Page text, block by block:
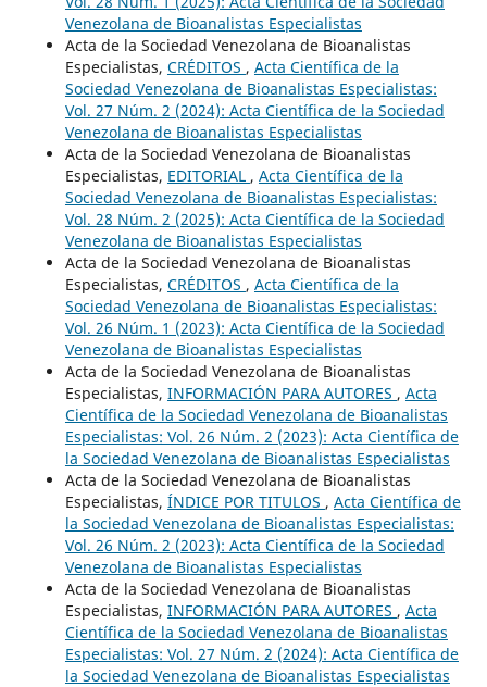
Venezolana de Bioanalistas Especialistas
Acta de la Sociedad Venezolana de Bioanalistas
Especialistas, CRÉDITOS , Acta Científica de la
Sociedad Venezolana de Bioanalistas Especialistas:
Vol. 27 Núm. 2 (2024): Acta Científica de la Sociedad
Venezolana de Bioanalistas Especialistas
Acta de la Sociedad Venezolana de Bioanalistas
Especialistas, EDITORIAL , Acta Científica de la
Sociedad Venezolana de Bioanalistas Especialistas:
Vol. 28 Núm. 2 (2025): Acta Científica de la Sociedad
Venezolana de Bioanalistas Especialistas
Acta de la Sociedad Venezolana de Bioanalistas
Especialistas, CRÉDITOS , Acta Científica de la
Sociedad Venezolana de Bioanalistas Especialistas:
Vol. 26 Núm. 1 (2023): Acta Científica de la Sociedad
Venezolana de Bioanalistas Especialistas
Acta de la Sociedad Venezolana de Bioanalistas
Especialistas, INFORMACIÓN PARA AUTORES , Acta
Científica de la Sociedad Venezolana de Bioanalistas
Especialistas: Vol. 26 Núm. 2 (2023): Acta Científica de
la Sociedad Venezolana de Bioanalistas Especialistas
Acta de la Sociedad Venezolana de Bioanalistas
Especialistas, ÍNDICE POR TITULOS , Acta Científica de
la Sociedad Venezolana de Bioanalistas Especialistas:
Vol. 26 Núm. 2 (2023): Acta Científica de la Sociedad
Venezolana de Bioanalistas Especialistas
Acta de la Sociedad Venezolana de Bioanalistas
Especialistas, INFORMACIÓN PARA AUTORES , Acta
Científica de la Sociedad Venezolana de Bioanalistas
Especialistas: Vol. 27 Núm. 2 (2024): Acta Científica de
la Sociedad Venezolana de Bioanalistas Especialistas